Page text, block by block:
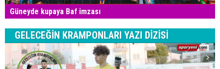
Güneyde kupaya Baf imzası
GELECEĞİN KRAMPONLARI YAZI DİZİSİ